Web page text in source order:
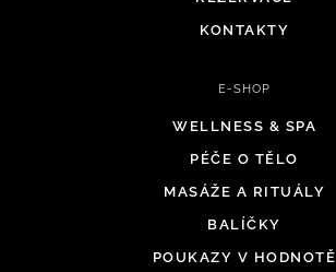
KONTAKTY
E-SHOP
WELLNESS & SPA
PÉČE O TĚLO
MASÁŽE A RITUÁLY
BALÍČKY
POUKAZY V HODNOTĚ